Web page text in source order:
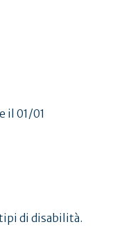
il 01/01
di disabilità.